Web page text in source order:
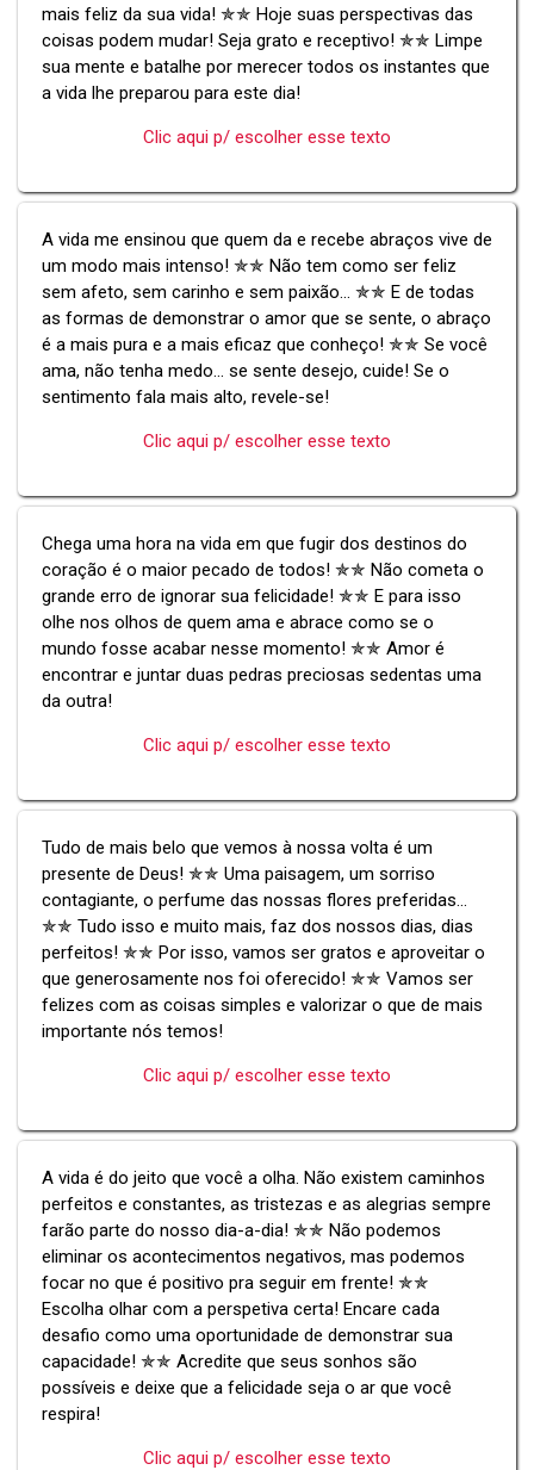
mais feliz da sua vida! ✯✯ Hoje suas perspectivas das
coisas podem mudar! Seja grato e receptivo! ✯✯ Limpe
sua mente e batalhe por merecer todos os instantes que
a vida lhe preparou para este dia!
Clic aqui p/ escolher esse texto
A vida me ensinou que quem da e recebe abraços vive de
um modo mais intenso! ✯✯ Não tem como ser feliz
sem afeto, sem carinho e sem paixão... ✯✯ E de todas
as formas de demonstrar o amor que se sente, o abraço
é a mais pura e a mais eficaz que conheço! ✯✯ Se você
ama, não tenha medo... se sente desejo, cuide! Se o
sentimento fala mais alto, revele-se!
Clic aqui p/ escolher esse texto
Chega uma hora na vida em que fugir dos destinos do
coração é o maior pecado de todos! ✯✯ Não cometa o
grande erro de ignorar sua felicidade! ✯✯ E para isso
olhe nos olhos de quem ama e abrace como se o
mundo fosse acabar nesse momento! ✯✯ Amor é
encontrar e juntar duas pedras preciosas sedentas uma
da outra!
Clic aqui p/ escolher esse texto
Tudo de mais belo que vemos à nossa volta é um
presente de Deus! ✯✯ Uma paisagem, um sorriso
contagiante, o perfume das nossas flores preferidas...
✯✯ Tudo isso e muito mais, faz dos nossos dias, dias
perfeitos! ✯✯ Por isso, vamos ser gratos e aproveitar o
que generosamente nos foi oferecido! ✯✯ Vamos ser
felizes com as coisas simples e valorizar o que de mais
importante nós temos!
Clic aqui p/ escolher esse texto
A vida é do jeito que você a olha. Não existem caminhos
perfeitos e constantes, as tristezas e as alegrias sempre
farão parte do nosso dia-a-dia! ✯✯ Não podemos
eliminar os acontecimentos negativos, mas podemos
focar no que é positivo pra seguir em frente! ✯✯
Escolha olhar com a perspetiva certa! Encare cada
desafio como uma oportunidade de demonstrar sua
capacidade! ✯✯ Acredite que seus sonhos são
possíveis e deixe que a felicidade seja o ar que você
respira!
Clic aqui p/ escolher esse texto